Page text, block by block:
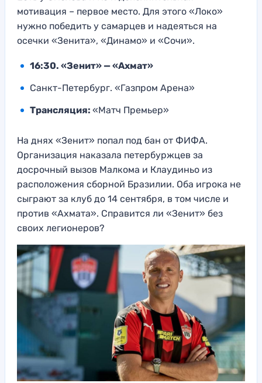
мотивация – первое место. Для этого «Локо»
нужно победить у самарцев и надеяться на
осечки «Зенита», «Динамо» и «Сочи».
16:30. «Зенит» — «Ахмат»
Санкт-Петербург. «Газпром Арена»
Трансляция: «Матч Премьер»
На днях «Зенит» попал под бан от ФИФА.
Организация наказала петербуржцев за
досрочный вызов Малкома и Клаудиньо из
расположения сборной Бразилии. Оба игрока не
сыграют за клуб до 14 сентября, в том числе и
против «Ахмата». Справится ли «Зенит» без
своих легионеров?